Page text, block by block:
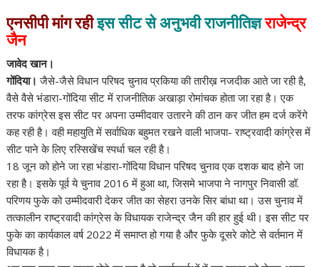
k
p
एनसीपी मांग रहीइस सीट से अनुभवी राजनीतिज्ञराजेन्द्र
जैन
जावेद खान।
गोंदिया। जैसे-जैसे विधान परिषद चुनाव प्रकिया की तारीख़ नजदीक आते जा रही है,
वैसे वैसे भंडारा-गोंदिया सीट में राजनीतिक अखाड़ा रोमांचक होता जा रहा है। एक
तरफ कांग्रेस इस सीट पर अपना उम्मीदवार उतारने की ठान कर जीत हम दर्ज करेंगे
कह रही है। वही महायुति में सर्वाधिक बहुमत रखने वाली भाजपा- राष्ट्रवादी कांग्रेस में
सीट पाने के लिए रस्सिखेंच स्पर्धा चल रही है।
18 जून को होने जा रहा भंडारा-गोंदिया विधान परिषद चुनाव एक दशक बाद होने जा
रहा है। इसके पूर्व ये चुनाव 2016 में हुआ था, जिसमे भाजपा ने नागपुर निवासी डॉ.
परिणय फुके को उम्मीदवारी देकर जीत का सेहरा उनके सिर बांधा था। उस चुनाव में
तत्कालीन राष्ट्रवादी कांग्रेस के विधायक राजेन्द्र जैन की हार हुई थी। इस सीट पर
फुके का कार्यकाल वर्ष 2022 में समाप्त हो गया है और फुके दूसरे कोटे से वर्तमान में
विधायक है।